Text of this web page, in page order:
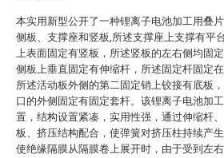
本实用新型公开了一种锂离子电池加工用叠
侧板、支撑座和竖板,所述支撑座上支撑有平
上表面固定有竖板，所述竖板的左右侧均固
侧板上垂直固定有伸缩杆，所述固定杆固定在
所述活动板外侧的第二固定销上铰接有底板
口的外侧固定有固定套杆。该锂离子电池加
置，结构设置紧凑，实用性强，通过伸缩杆
板、挤压结构配合，使弹簧对挤压柱持续产
使绝缘隔膜从隔膜卷上展开时，由于受到左